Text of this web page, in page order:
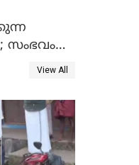
സംഭവം
View All